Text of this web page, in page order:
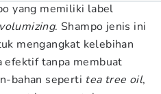
yang memiliki label
volumizing. Shampo jenis ini
mengangkat kelebihan
efektif tanpa membuat
bahan seperti tea tree oil,